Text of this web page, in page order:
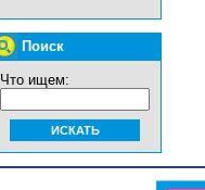
Поиск
Что ищем: